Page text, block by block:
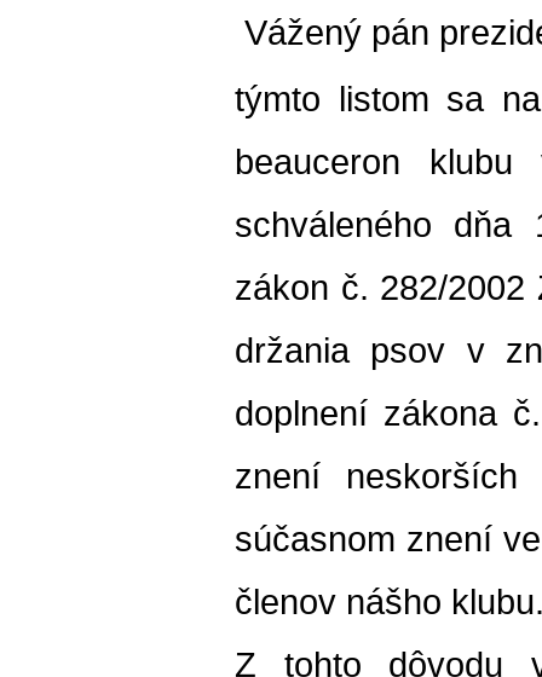
Vážený pán
týmto listom sa
beauceron
schváleného dňa
zákon č. 282/2002
držania psov v
doplnení zákona
znení
súčasnom znení
členov nášho
Z tohto dôvodu